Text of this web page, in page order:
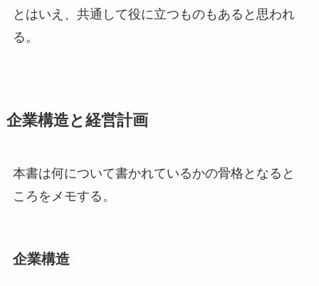
とはいえ、共通して役に立つものもあると思われ
る。
企業構造と経営計画
本書は何について書かれているかの骨格となると
ころをメモする。
企業構造